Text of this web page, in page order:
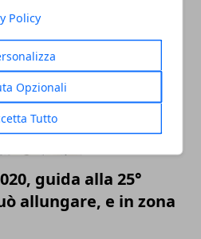
Policy
Opzionali
Tutto
guida alla 25°
allungare, e in zona